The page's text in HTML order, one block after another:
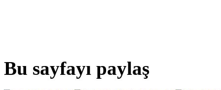
Bu sayfayı paylaş